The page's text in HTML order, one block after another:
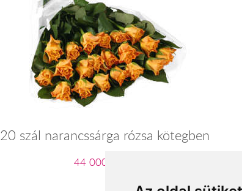
20 szál narancssárga rózsa kötegben
44 000 Ft-tól